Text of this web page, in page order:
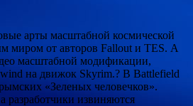
арты масштабной космической
миром от авторов Fallout и TES. А
масштабной модификации,
на движок Skyrim.? В Battlefield
«Зеленых человечков».
разработчики извиняются